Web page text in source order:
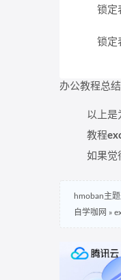
锁定表
锁定表
办公教程总结
以上是
教程
如果觉
hmoban主
自学咖网 »